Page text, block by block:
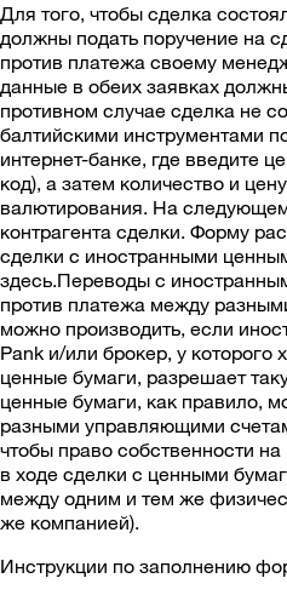
Для того, чтобы сделка
должны подать поручение на
против платежа своему
данные в обеих заявках
противном случае сделка не
балтийскими инструментами
интернет-банке, где введите
код), а затем количество и
валютирования. На
контрагента сделки. Форму
сделки с иностранными
здесь.Переводы с
против платежа между
можно производить, если
Pank и/или брокер, у которого
ценные бумаги, разрешает
ценные бумаги, как правило,
разными управляющими
чтобы право собственности
в ходе сделки с ценными
между одним и тем же
же компанией).
Инструкции по заполнению